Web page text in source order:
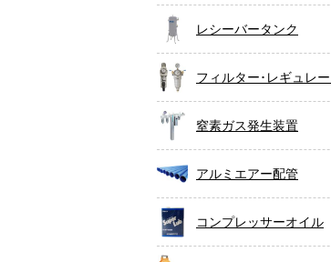
レシーバータンク
フィルター･レギュレ
窒素ガス発生装置
アルミエアー配管
コンプレッサーオイル